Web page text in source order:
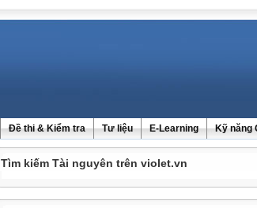
Đề thi & Kiểm tra Tư liệu E-Learning Kỹ năng
Tìm kiếm Tài nguyên trên violet.vn